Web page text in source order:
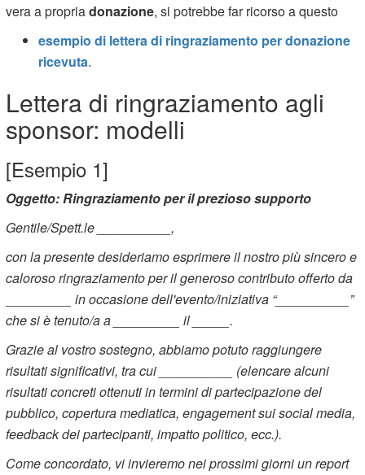
vera a propriadonazione, si potrebbe far ricorso a questo
esempio di lettera di ringraziamento per donazione
ricevuta.
Lettera di ringraziamento agli
sponsor: modelli
[Esempio 1]
Oggetto: Ringraziamento per il prezioso supporto
Gentile/Spett.le __________,
con la presente desideriamo esprimere il nostro più sincero e
caloroso ringraziamento per il generoso contributo offerto da
_________ in occasione dell'evento/iniziativa “__________”
che si è tenuto/a a _________ il _____.
Grazie al vostro sostegno, abbiamo potuto raggiungere
risultati significativi, tra cui __________ (elencare alcuni
risultati concreti ottenuti in termini di partecipazione del
pubblico, copertura mediatica, engagement sui social media,
feedback dei partecipanti, impatto politico, ecc.).
Come concordato, vi invieremo nei prossimi giorni un report